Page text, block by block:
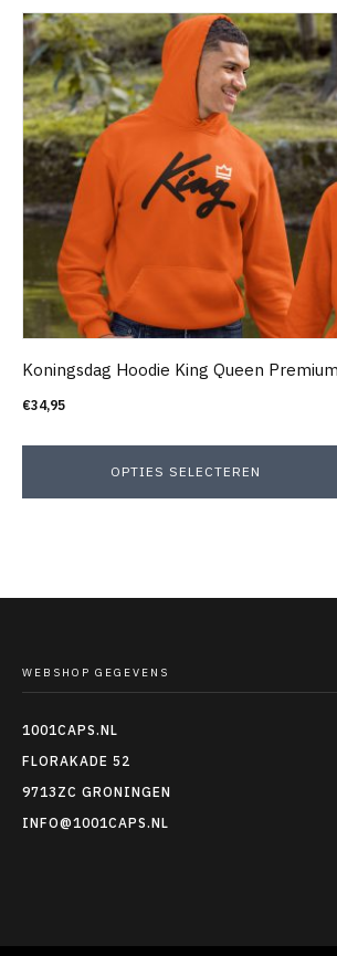
Koningsdag Hoodie King Queen Premium
€34,95
OPTIES SELECTEREN
WEBSHOP GEGEVENS
1001CAPS.NL
FLORAKADE 52
9713ZC GRONINGEN
INFO@1001CAPS.NL